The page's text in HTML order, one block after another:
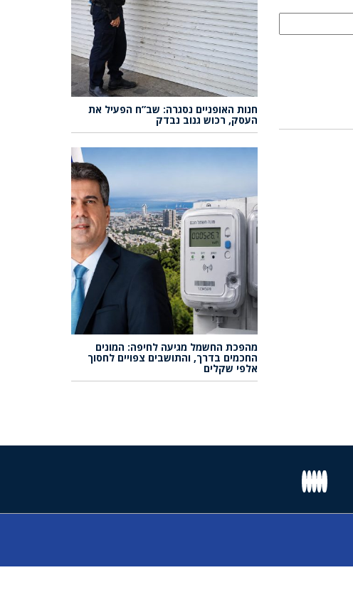
חנות האופניים נסגרה: שב”ח הפעיל את
העסק, רכוש גנוב נבדק
מהפכת החשמל מגיעה לחיפה: המונים
החכמים בדרך, והתושבים צפויים לחסוך
אלפי שקלים